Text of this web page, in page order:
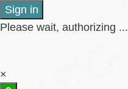
Sign in
Please wait, authorizing ...
×